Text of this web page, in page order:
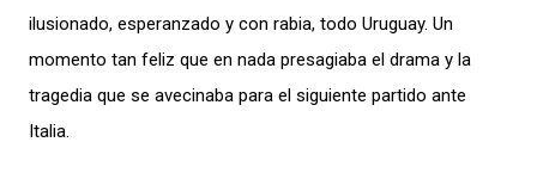
ilusionado, esperanzado y con rabia, todo Uruguay. Un
momento tan feliz que en nada presagiaba el drama y la
tragedia que se avecinaba para el siguiente partido ante
Italia.